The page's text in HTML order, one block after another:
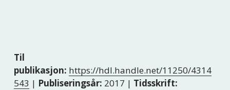
Til
publikasjon: https://hdl.handle.net/11250/4314
543 | Publiseringsår: 2017 | Tidsskrift: